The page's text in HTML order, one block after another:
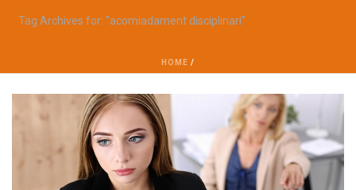
Tag Archives for: "acomiadament disciplinari"
HOME /